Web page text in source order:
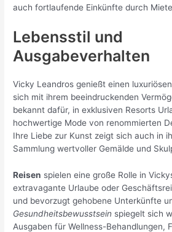
auch fortlaufende Einkünfte durch
Lebensstil und
Ausgabeverhalten
Vicky Leandros genießt einen
sich mit ihrem beeindruckenden
bekannt dafür, in exklusiven Resorts
hochwertige Mode von renommierten
Ihre Liebe zur Kunst zeigt sich auch in
Sammlung wertvoller Gemälde und
Reisen spielen eine große Rolle in
extravagante Urlaube oder
und bevorzugt gehobene Unterkünfte
Gesundheitsbewusstsein spiegelt sich
Ausgaben für Wellness-Behandlungen,